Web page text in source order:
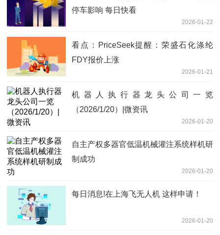
停车影响 每日快看
2026-01-22
看点：PriceSeek提醒：荣盛石化涤纶
FDY报价上涨
2026-01-21
机器人执行器龙头公司一览
（2026/1/20）|微资讯
2026-01-20
自主产权多器官低温机械灌注系统样机研
制成功
2026-01-20
每日消息!在上海飞无人机 这样申请！
2026-01-20